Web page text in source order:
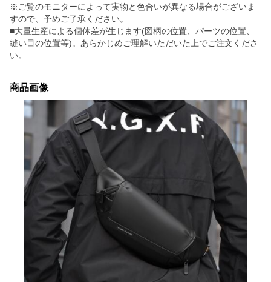
※ご覧のモニターによって実物と色合いが異なる場合がございま
すので、予めご了承ください。
■大量生産による個体差が生じます(図柄の位置、パーツの位置、
縫い目の位置等)。あらかじめご理解いただいた上でご注文くださ
い。
商品画像